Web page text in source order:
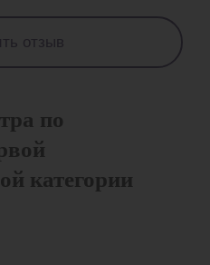
по
категории
отзыв